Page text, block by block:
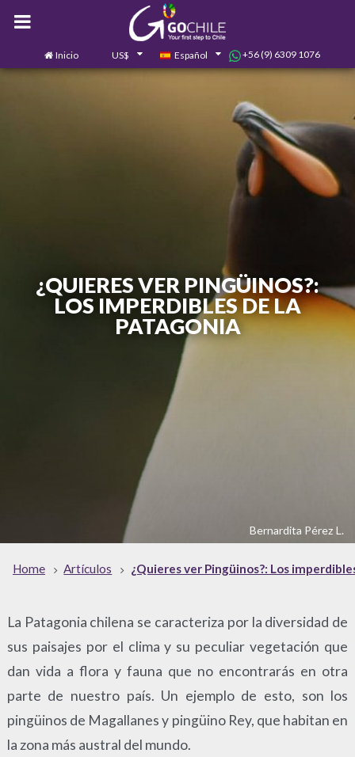
Inicio US$ Español +56 (9) 6309 1076
¿QUIERES VER PINGÜINOS?:
LOS IMPERDIBLES DE LA
PATAGONIA
Bernardita Pérez L.
Home Artículos ¿Quieres ver Pingüinos?: Los
La Patagonia chilena se caracteriza por la diversidad de
sus paisajes por el clima y su peculiar vegetación que
dan vida a flora y fauna que no encontrarás en otra
parte de nuestro país. Un ejemplo de esto, son los
pingüinos de Magallanes y pingüino Rey, que habitan en
la zona más austral del mundo.